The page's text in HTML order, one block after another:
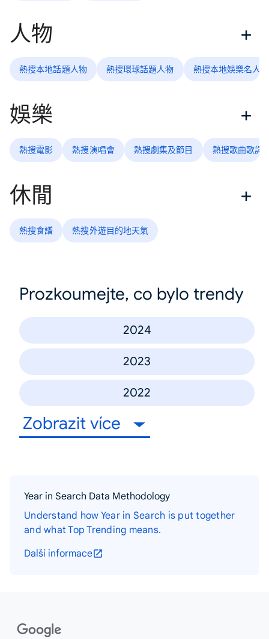
人物
熱搜本地話題人物 熱搜環球話題人物 熱搜本地娛樂名人
娛樂
熱搜電影 熱搜演唱會 熱搜劇集及節目 熱搜歌曲歌詞
休閒
熱搜食譜 熱搜外遊目的地天氣
Prozkoumejte, co bylo trendy
2024
2023
2022
Zobrazit více
Year in Search Data Methodology
Understand how Year in Search is put together
and what Top Trending means.
Další informace